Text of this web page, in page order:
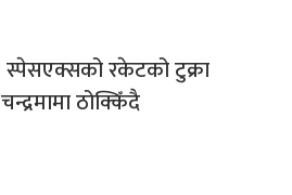
स्पेसएक्सको रकेटको टुक्रा
चन्द्रमामा ठोक्किँदै